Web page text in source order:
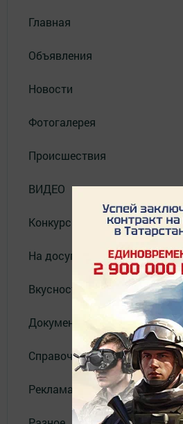
Главная
Объявления
Новости
Фотогалерея
Происшествия
ВИДЕО
Конкурсы
На досуге
Вкусности
Документы
Справочник
Реклама